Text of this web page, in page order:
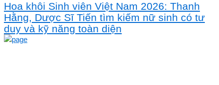
Hoa khôi Sinh viên Việt Nam 2026: Thanh
Hằng, Dược Sĩ Tiến tìm kiếm nữ sinh có tư
duy và kỹ năng toàn diện